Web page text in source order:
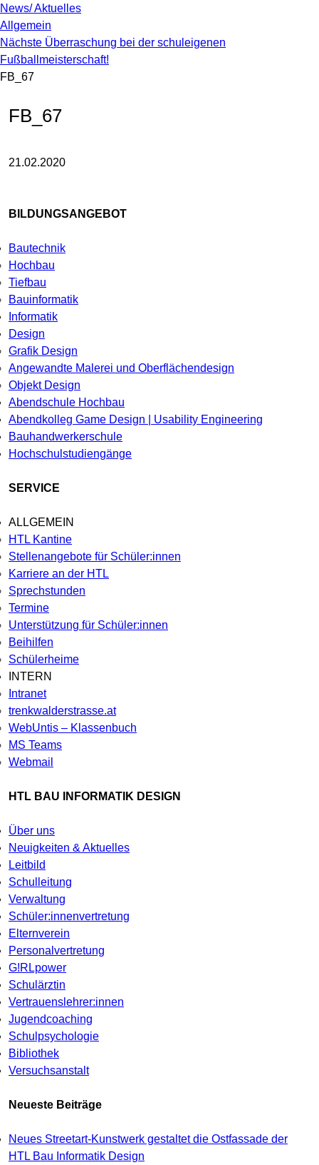
News/ Aktuelles
Allgemein
Nächste Überraschung bei der schuleigenen
Fußballmeisterschaft!
FB_67
FB_67
21.02.2020
BILDUNGSANGEBOT
Bautechnik
Hochbau
Tiefbau
Bauinformatik
Informatik
Design
Grafik Design
Angewandte Malerei und Oberflächendesign
Objekt Design
Abendschule Hochbau
Abendkolleg Game Design | Usability Engineering
Bauhandwerkerschule
Hochschulstudiengänge
SERVICE
ALLGEMEIN
HTL Kantine
Stellenangebote für Schüler:innen
Karriere an der HTL
Sprechstunden
Termine
Unterstützung für Schüler:innen
Beihilfen
Schülerheime
INTERN
Intranet
trenkwalderstrasse.at
WebUntis – Klassenbuch
MS Teams
Webmail
HTL BAU INFORMATIK DESIGN
Über uns
Neuigkeiten & Aktuelles
Leitbild
Schulleitung
Verwaltung
Schüler:innenvertretung
Elternverein
Personalvertretung
G!RLpower
Schulärztin
Vertrauenslehrer:innen
Jugendcoaching
Schulpsychologie
Bibliothek
Versuchsanstalt
Neueste Beiträge
Neues Streetart-Kunstwerk gestaltet die Ostfassade der
HTL Bau Informatik Design